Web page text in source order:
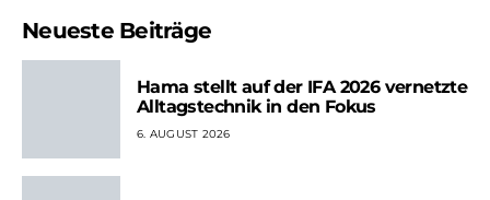
Neueste Beiträge
Hama stellt auf der IFA 2026 vernetzte
Alltagstechnik in den Fokus
6. AUGUST 2026